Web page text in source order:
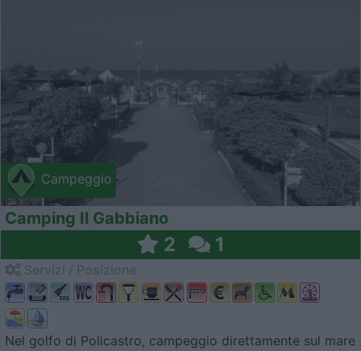
Campeggio
Camping Il Gabbiano
2 1
Nel golfo di Policastro, campeggio direttamente sul mare